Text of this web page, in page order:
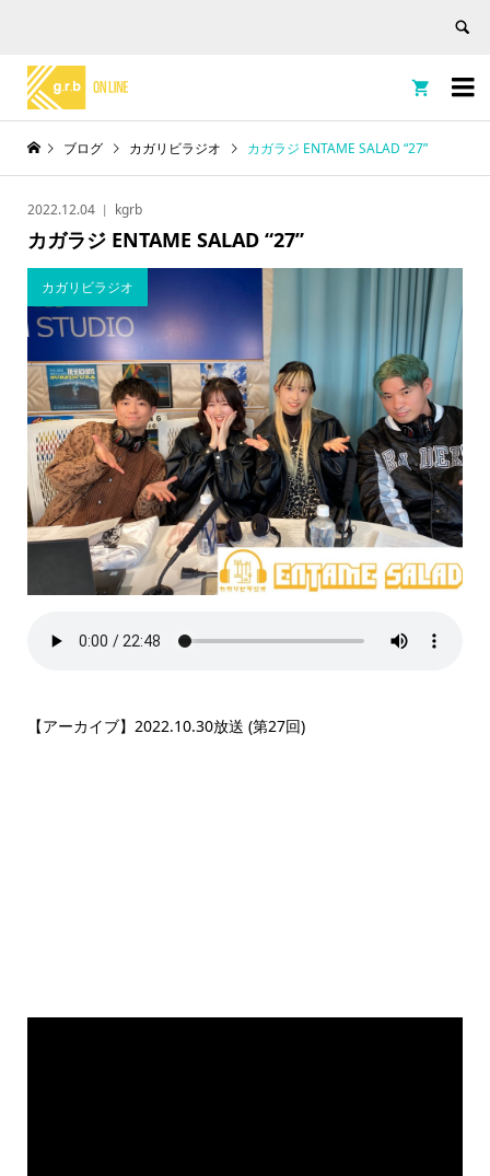


ブログ カガリビラジオ カガラジ ENTAME SALAD “27”
2022.12.04 kgrb
カガラジ ENTAME SALAD “27”
カガリビラジオ
【アーカイブ】2022.10.30放送 (第27回)